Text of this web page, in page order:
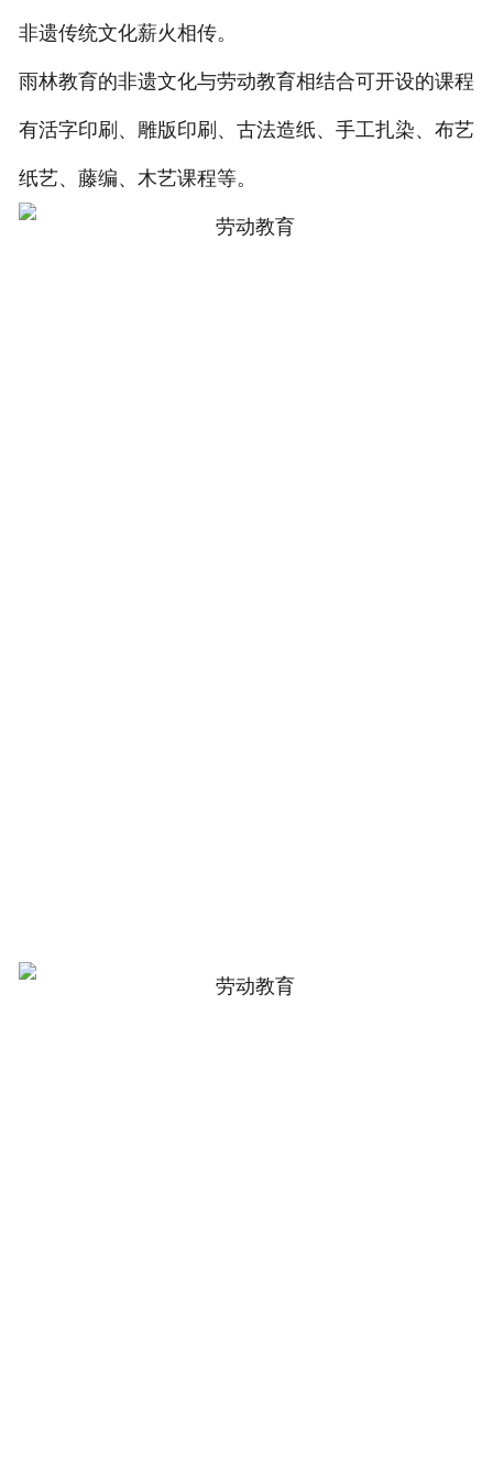
非遗传统文化薪火相传。
雨林教育的非遗文化与劳动教育相结合可开设的课程
有活字印刷、雕版印刷、古法造纸、手工扎染、布艺
纸艺、藤编、木艺课程等。